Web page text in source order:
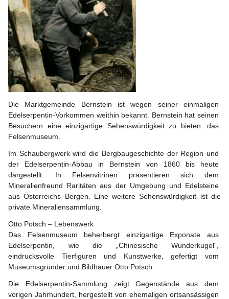
Die Marktgemeinde Bernstein ist wegen seiner einmaligen
Edelserpentin-Vorkommen weithin bekannt. Bernstein hat seinen
Besuchern eine einzigartige Sehenswürdigkeit zu bieten: das
Felsenmuseum.
Im Schaubergwerk wird die Bergbaugeschichte der Region und
der Edelserpentin-Abbau in Bernstein von 1860 bis heute
dargestellt. In Felsenvitrinen präsentieren sich dem
Mineralienfreund Raritäten aus der Umgebung und Edelsteine
aus Österreichs Bergen. Eine weitere Sehenswürdigkeit ist die
private Mineraliensammlung
Otto Potsch – Lebenswerk
Das Felsenmuseum beherbergt einzigartige Exponate aus
Edelserpentin, wie die „Chinesische Wunderkugel“,
eindrucksvolle Tierfiguren und Kunstwerke, gefertigt vom
Museumsgründer und Bildhauer Otto Potsch
Die Edelserpentin-Sammlung zeigt Gegenstände aus dem
vorigen Jahrhundert, hergestellt von ehemaligen ortsansässigen